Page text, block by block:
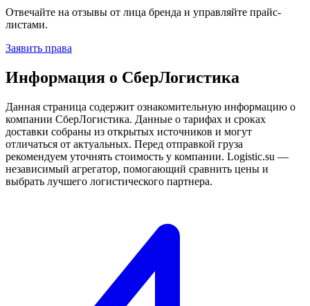
Отвечайте на отзывы от лица бренда и управляйте прайс-
листами.
Заявить права
Информация о СберЛогистика
Данная страница содержит ознакомительную информацию о
компании СберЛогистика. Данные о тарифах и сроках
доставки собраны из открытых источников и могут
отличаться от актуальных. Перед отправкой груза
рекомендуем уточнять стоимость у компании. Logistic.su —
независимый агрегатор, помогающий сравнить цены и
выбрать лучшего логистического партнера.